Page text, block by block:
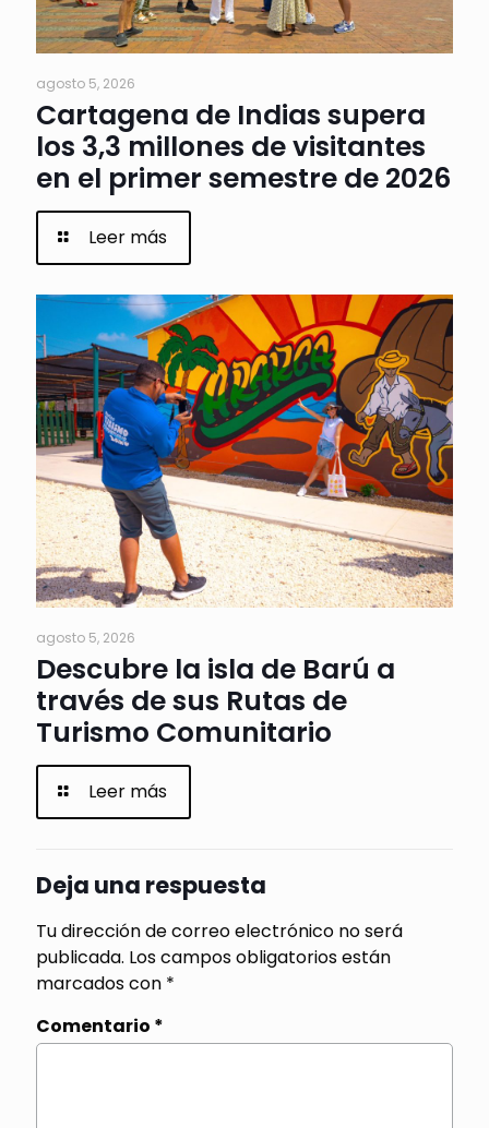
agosto 5, 2026
Cartagena de Indias supera
los 3,3 millones de visitantes
en el primer semestre de 2026
Leer más
agosto 5, 2026
Descubre la isla de Barú a
través de sus Rutas de
Turismo Comunitario
Leer más
Deja una respuesta
Tu dirección de correo electrónico no será
publicada. Los campos obligatorios están
marcados con *
Comentario *